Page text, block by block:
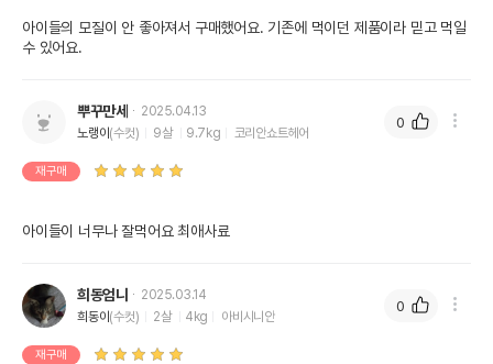
아이들의 모질이 안 좋아져서 구매했어요. 기존에 먹이던 제품이라 믿고 먹일
수 있어요.
뿌꾸만세
2025.04.13
노랭이 (수컷) 9살 9.7kg 코리안쇼트헤어
재구매
아이들이 너무나 잘먹어요 최애사료
0
희동엄니
2025.03.14
희동이 (수컷) 2살 4kg 아비시니안
재구매
0